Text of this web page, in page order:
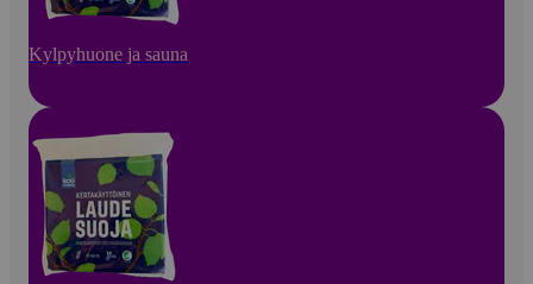
Kylpyhuone ja sauna